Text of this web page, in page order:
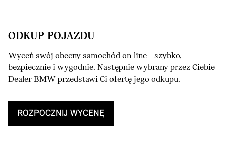
ODKUP POJAZDU
Wyceń swój obecny samochód on-line – szybko,
bezpiecznie i wygodnie. Następnie wybrany przez Ciebie
Dealer BMW przedstawi Ci ofertę jego odkupu.
ROZPOCZNIJ WYCENĘ